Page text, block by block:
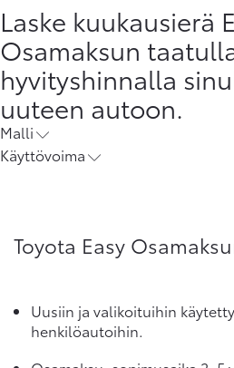
Laske kuukausierä
Osamaksun
hyvityshinnalla
uuteen autoon.
Malli
Käyttövoima
Toyota Easy
Uusiin ja valikoituihin
henkilöautoihin.